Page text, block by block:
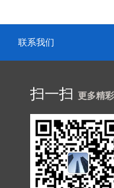
联系我们
扫一扫 更多精彩